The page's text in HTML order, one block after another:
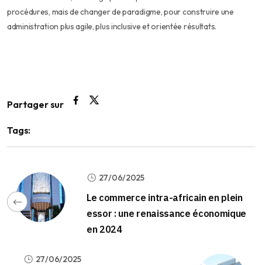
procédures, mais de changer de paradigme, pour construire une
administration plus agile, plus inclusive et orientée résultats.
Partager sur
Tags:
27/06/2025
Le commerce intra-africain en plein
essor : une renaissance économique
en 2024
27/06/2025